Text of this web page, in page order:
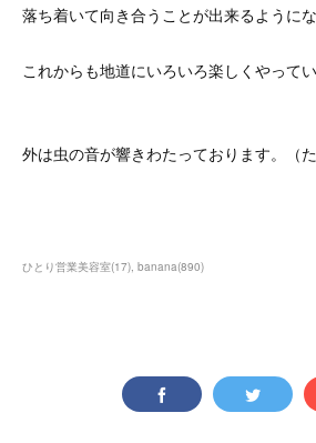
落ち着いて向き合うことが出来るようにな
これからも地道にいろいろ楽しくやって
外は虫の音が響きわたっております。（た
ひとり営業美容室(17) banana(890)